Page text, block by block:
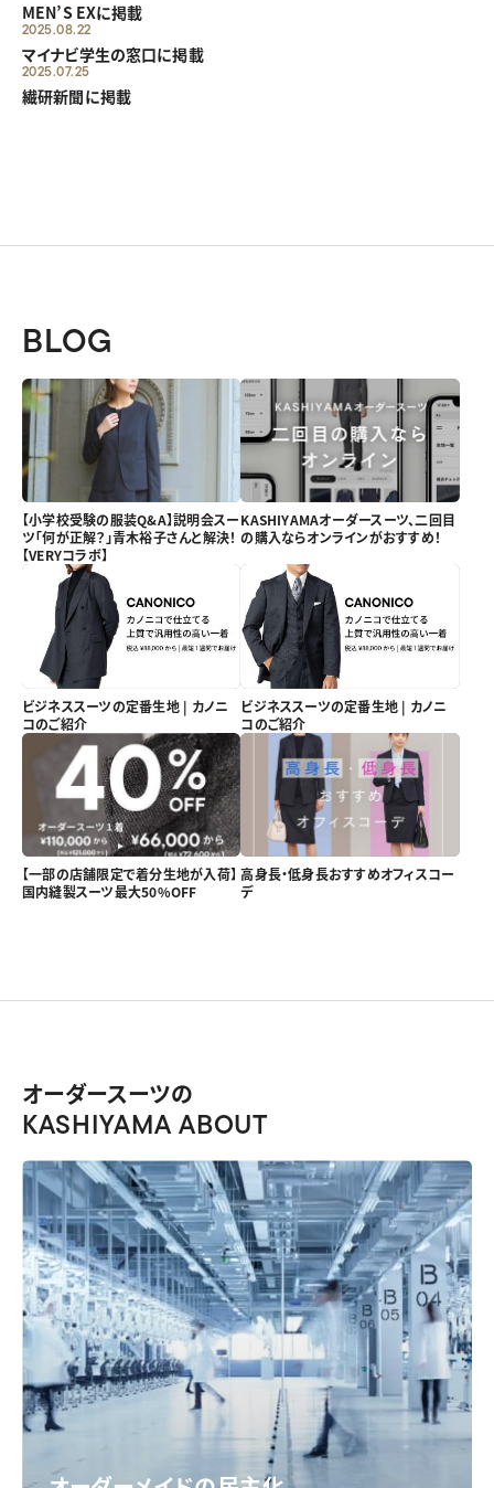
MEN’S EXに掲載
2025.08.22
マイナビ学生の窓口に掲載
2025.07.25
繊研新聞に掲載
BLOG
【小学校受験の服装Q&A】説明会スー
ツ「何が正解？」青木裕子さんと解決！
【VERYコラボ】
KASHIYAMAオーダースーツ、二回目
の購入ならオンラインがおすすめ！
ビジネススーツの定番生地 | カノニ
コのご紹介
ビジネススーツの定番生地 | カノニ
コのご紹介
【一部の店舗限定で着分生地が入荷】
国内縫製スーツ最大50%OFF
高身長・低身長おすすめオフィスコー
デ
オーダースーツの
KASHIYAMA ABOUT